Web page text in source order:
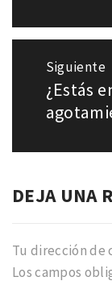
Siguiente
Entrada
siguiente:
¿Estás
DEJA UNA
Tu dirección de
Los campos